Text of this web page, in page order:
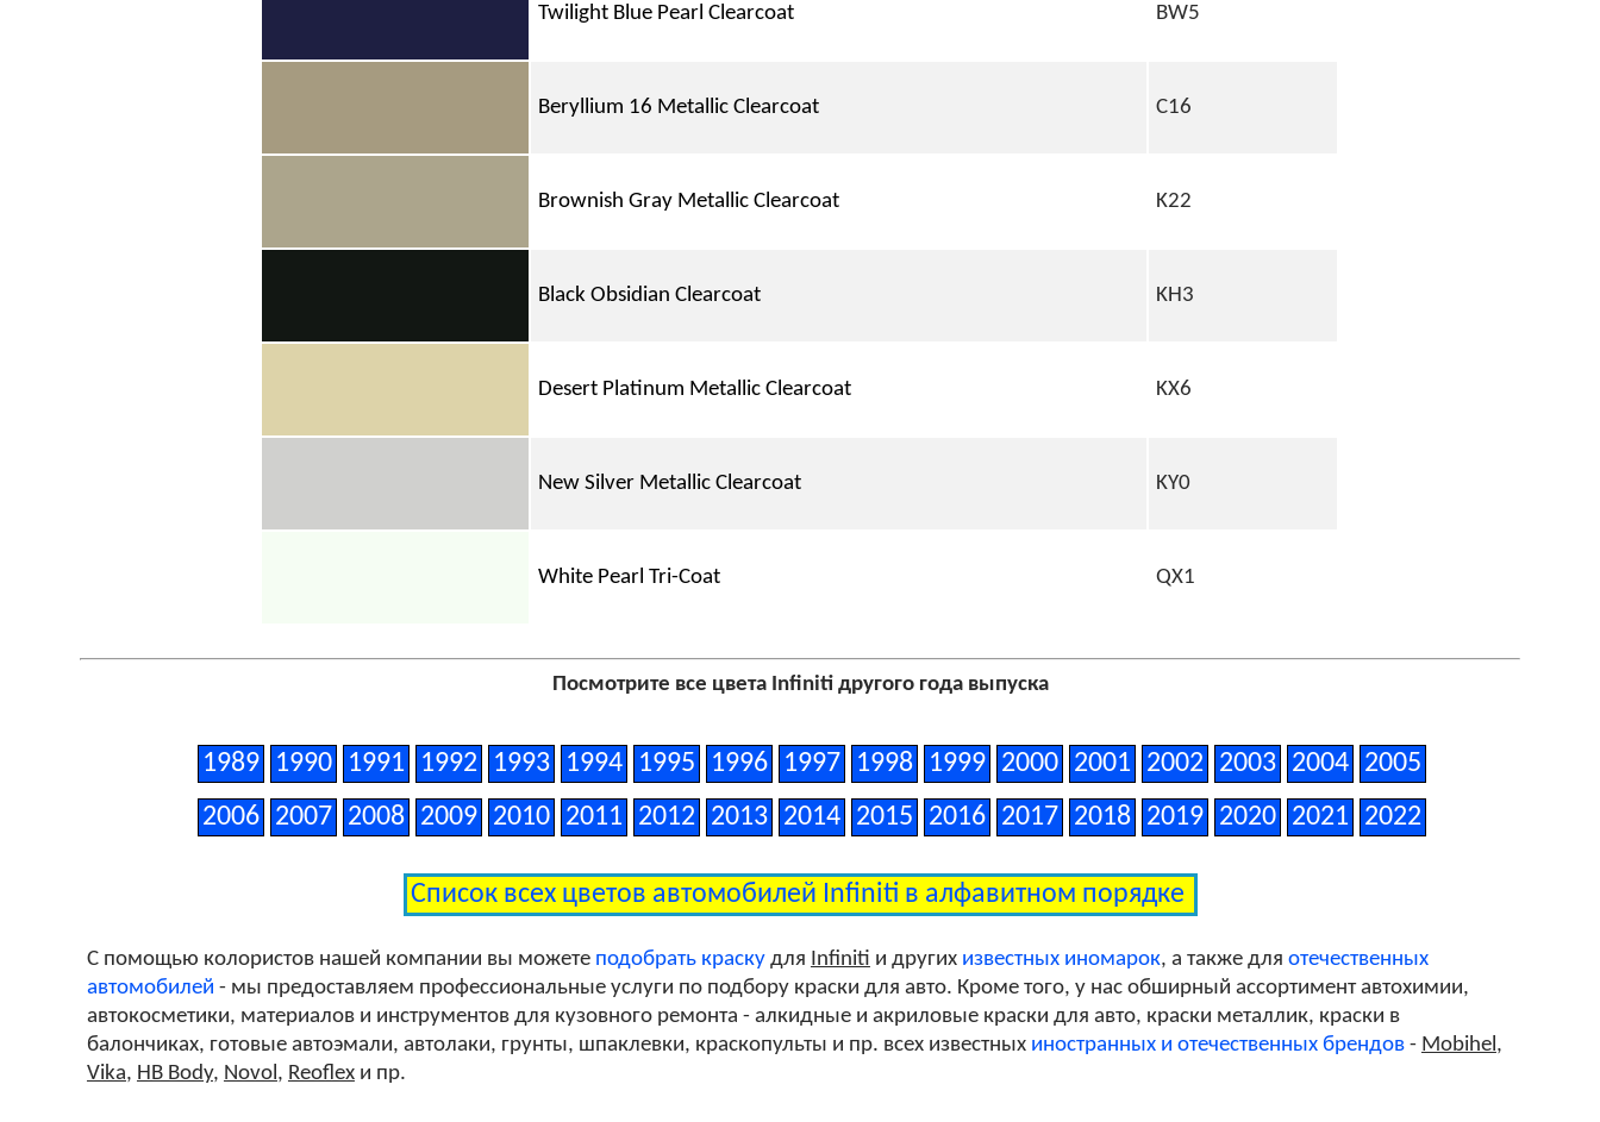
Twilight Blue Pearl Clearcoat BW5
Beryllium 16 Metallic Clearcoat C16
Brownish Gray Metallic Clearcoat K22
Black Obsidian Clearcoat KH3
Desert Platinum Metallic Clearcoat KX6
New Silver Metallic Clearcoat KY0
White Pearl Tri-Coat QX1
Посмотрите все цвета Infiniti другого года выпуска
1989 1990 1991 1992 1993 1994 1995 1996 1997 1998 1999 2000 2001 2002 2003 2004
2005
2006
2007 2008 2009 2010 2011 2012 2013 2014 2015 2016 2017 2018 2019 2020 2021 2022
Список всех цветов автомобилей Infiniti в алфавитном порядке
С помощью колористов нашей компании вы можете подобрать краскудля Infiniti и других известных иномарок, а также для отечественных
автомобилей - мы предоставляем профессиональные услуги по подбору краски для авто. Кроме того, у нас обширный ассортимент автохимии,
автокосметики, материалов и инструментов для кузовного ремонта - алкидные и акриловые краски для авто, краски металлик, краски в
балончиках, готовые автоэмали, автолаки, грунты, шпаклевки, краскопульты и пр. всех известных иностранных и отечественных брендов- Mobihel,
Vika, HB Body, Novol, Reoflexи пр.